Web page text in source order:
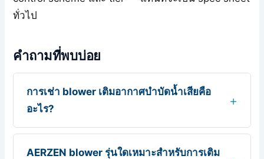
ทั่วไป
คำถามที่พบบ่อย
การเช่า blower เติมอากาศบำบัดน้ำเสียคือ
อะไร?
AERZEN blower รุ่นใดเหมาะสำหรับการเติม